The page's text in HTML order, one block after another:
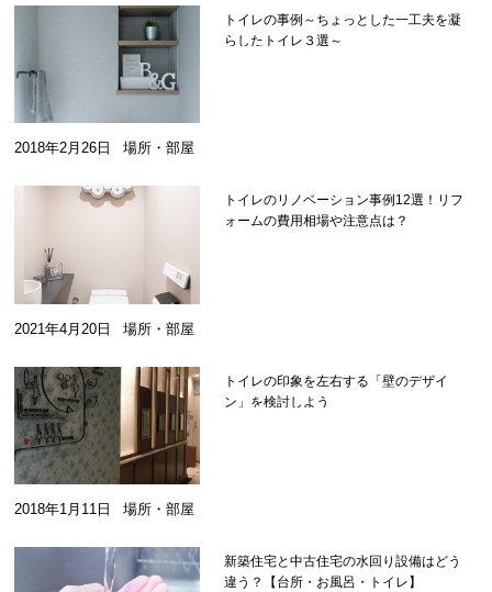
トイレの事例～ちょっとした一工夫を凝
らしたトイレ３選～
2018年2月26日 場所・部屋
トイレのリノベーション事例12選！リフ
ォームの費用相場や注意点は？
2021年4月20日 場所・部屋
トイレの印象を左右する「壁のデザイ
ン」を検討しよう
2018年1月11日 場所・部屋
新築住宅と中古住宅の水回り設備はどう
違う？【台所・お風呂・トイレ】